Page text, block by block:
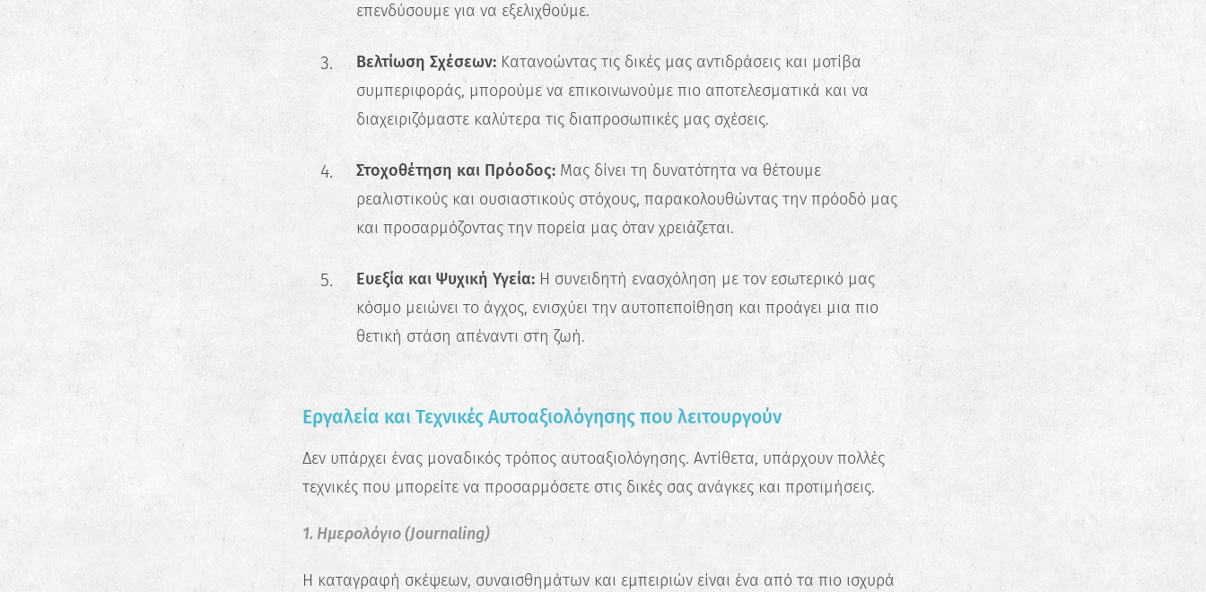
Κάνε το Δωρεάν Τεστ
Επαγγελματικού
Προσανατολισμού!
δυνατότητες και σχεδίασε την ιδανική
Ξεκίνα τώρα
επενδύσουμε για να εξελιχθούμε.
Βελτίωση Σχέσεων: Κατανοώντας τις δικές μας αντιδράσεις και μοτίβα
συμπεριφοράς, μπορούμε να επικοινωνούμε πιο αποτελεσματικά και να
διαχειριζόμαστε καλύτερα τις διαπροσωπικές μας σχέσεις.
Στοχοθέτηση και Πρόοδος: Μας δίνει τη δυνατότητα να θέτουμε
ρεαλιστικούς και ουσιαστικούς στόχους, παρακολουθώντας την πρόοδό μας
και προσαρμόζοντας την πορεία μας όταν χρειάζεται.
Ευεξία και Ψυχική Υγεία: Η συνειδητή ενασχόληση με τον εσωτερικό μας
κόσμο μειώνει το άγχος, ενισχύει την αυτοπεποίθηση και προάγει μια πιο
θετική στάση απέναντι στη ζωή.
Εργαλεία και Τεχνικές Αυτοαξιολόγησης που λειτουργούν
Δεν υπάρχει ένας μοναδικός τρόπος αυτοαξιολόγησης. Αντίθετα, υπάρχουν πολλές
τεχνικές που μπορείτε να προσαρμόσετε στις δικές σας ανάγκες και προτιμήσεις.
1. Ημερολόγιο (Journaling)
Η καταγραφή σκέψεων, συναισθημάτων και εμπειριών είναι ένα από τα πιο ισχυρά